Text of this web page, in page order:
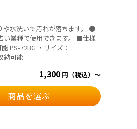
水洗いで汚れが落ちます。 ●
で使用できます。 ■仕様
PS-72BG ・サイズ：
納可能
1,300 円（税込）～
商品を選ぶ